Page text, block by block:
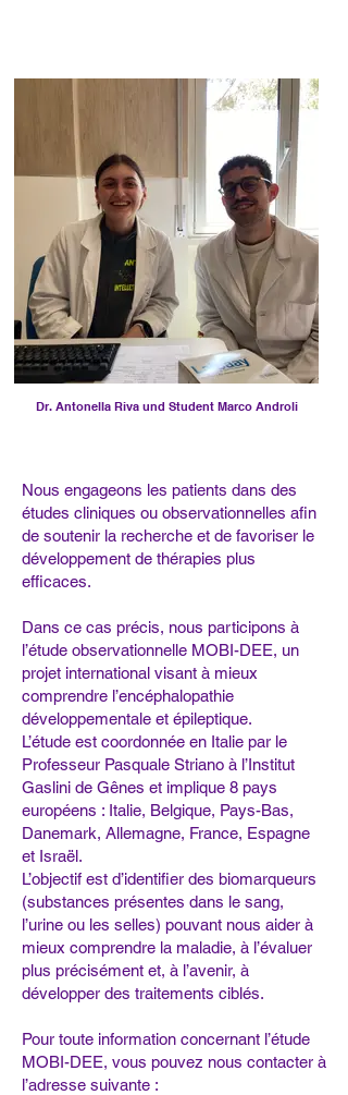
Dr. Antonella Riva und Student Marco Androli
Nous engageons les patients dans des
études cliniques ou observationnelles afin
de soutenir la recherche et de favoriser le
développement de thérapies plus
efficaces.
Dans ce cas précis, nous participons à
l’étude observationnelle MOBI-DEE, un
projet international visant à mieux
comprendre l’encéphalopathie
développementale et épileptique.
L’étude est coordonnée en Italie par le
Professeur Pasquale Striano à l’Institut
Gaslini de Gênes et implique 8 pays
européens : Italie, Belgique, Pays-Bas,
Danemark, Allemagne, France, Espagne
et Israël.
L’objectif est d’identifier des biomarqueurs
(substances présentes dans le sang,
l’urine ou les selles) pouvant nous aider à
mieux comprendre la maladie, à l’évaluer
plus précisément et, à l’avenir, à
développer des traitements ciblés.
Pour toute information concernant l’étude
MOBI-DEE, vous pouvez nous contacter à
l’adresse suivante :